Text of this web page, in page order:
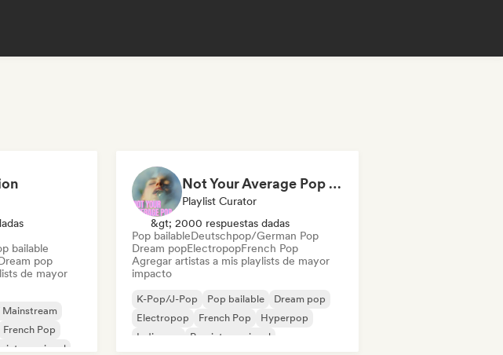
bailable
pop
de mayor
French Pop
internacional
Not Your Average Pop 🛸 Art Pop, Alt-Pop & Indie Pop
Playlist Curator
&gt; 2000 respuestas dadas
Pop bailableDeutschpop/German Pop
Dream popElectropopFrench Pop
Agregar artistas a mis playlists de mayor
impacto
K-Pop/J-Pop Pop bailable
Dream pop
Electropop
French Pop
Hyperpop
Indie pop
Pop internacional